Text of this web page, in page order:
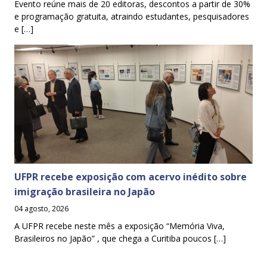
Evento reúne mais de 20 editoras, descontos a partir de 30%
e programação gratuita, atraindo estudantes, pesquisadores
e […]
UFPR recebe exposição com acervo inédito sobre
imigração brasileira no Japão
04 agosto, 2026
A UFPR recebe neste mês a exposição “Memória Viva,
Brasileiros no Japão” , que chega a Curitiba poucos […]